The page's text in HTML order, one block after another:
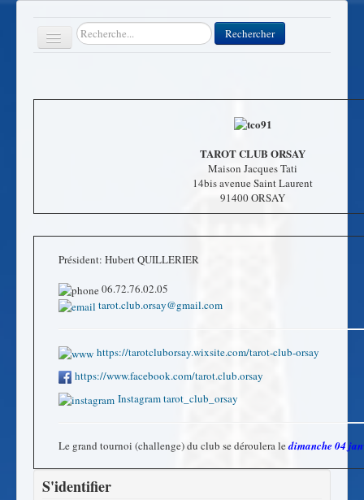
Toggle
Rechercher Rechercher
Divers
TAROT CLUB ORSAY
Maison Jacques Tati
14bis avenue Saint Laurent
91400 ORSAY
Président: Hubert QUILLERIER
06.72.76.02.05
tarot.club.orsay@gmail.com
https://tarotcluborsay.wixsite.com/tarot-club-orsay
https://www.facebook.com/tarot.club.orsay
Instagram tarot_club_orsay
Le grand tournoi (challenge) du club se déroulera ledimanche 04
S'identifier